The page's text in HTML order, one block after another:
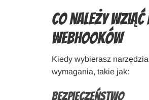
Co należy
webhooków
Kiedy wybierasz
wymagania, takie jak:
Bezpieczeństwo